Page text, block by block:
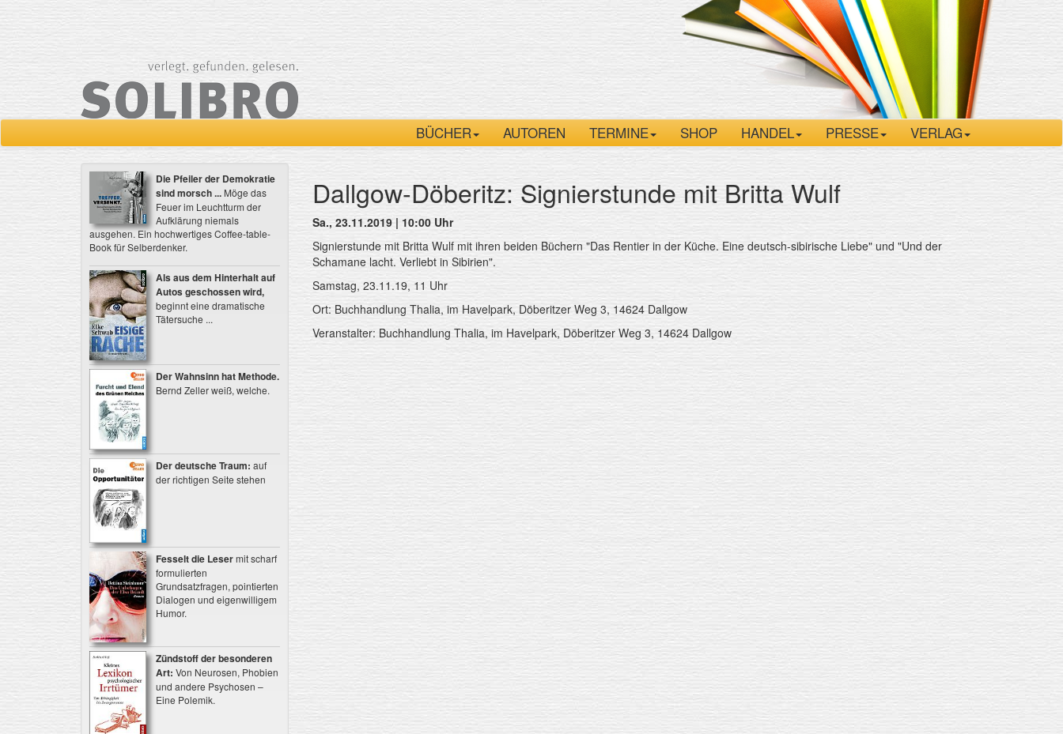
BÜCHER AUTOREN TERMINE SHOP HANDEL PRESSE VERLAG
Dallgow-Döberitz: Signierstunde mit Britta Wulf
Sa., 23.11.2019 | 10:00 Uhr
Signierstunde mit Britta Wulf mit ihren beiden Büchern "Das Rentier in der Küche. Eine deutsch-sibirische Liebe" und "Und der
Schamane lacht. Verliebt in Sibirien".
Samstag, 23.11.19, 11 Uhr
Ort: Buchhandlung Thalia, im Havelpark, Döberitzer Weg 3, 14624 Dallgow
Veranstalter: Buchhandlung Thalia, im Havelpark, Döberitzer Weg 3, 14624 Dallgow
Die Pfeiler der Demokratie
sind morsch ... Möge das
Feuer im Leuchtturm der
Aufklärung niemals
ausgehen. Ein hochwertiges Coffee-table-
Book für Selberdenker.
Als aus dem Hinterhalt auf
Autos geschossen wird,
beginnt eine dramatische
Tätersuche ...
Der Wahnsinn hat Methode.
Bernd Zeller weiß, welche.
Der deutsche Traum: auf
der richtigen Seite stehen
Fesselt die Lesermit scharf
formulierten
Grundsatzfragen, pointierten
Dialogen und eigenwilligem
Humor.
Zündstoff der besonderen
Art: Von Neurosen, Phobien
und andere Psychosen –
Eine Polemik.